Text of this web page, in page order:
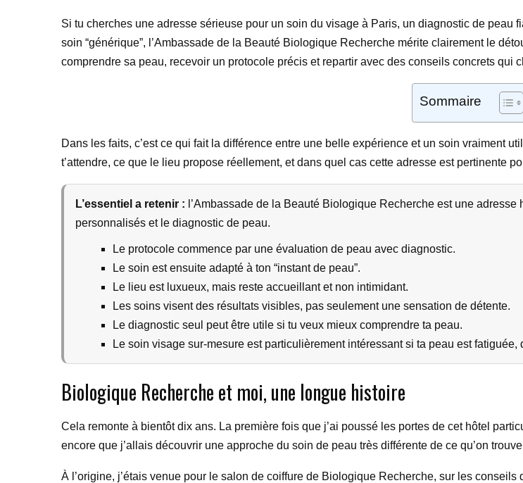
Si tu cherches une adresse sérieuse pour un soin du visage à Paris, un diagnostic de peau
soin “générique”, l’Ambassade de la Beauté Biologique Recherche mérite clairement le
comprendre sa peau, recevoir un protocole précis et repartir avec des conseils concrets qui
Sommaire
Dans les faits, c’est ce qui fait la différence entre une belle expérience et un soin vraiment
t’attendre, ce que le lieu propose réellement, et dans quel cas cette adresse est pertinente
L’essentiel a retenir : l’Ambassade de la Beauté Biologique Recherche est une
personnalisés et le diagnostic de peau.
Le protocole commence par une évaluation de peau avec diagnostic.
Le soin est ensuite adapté à ton “instant de peau”.
Le lieu est luxueux, mais reste accueillant et non intimidant.
Les soins visent des résultats visibles, pas seulement une sensation de détente.
Le diagnostic seul peut être utile si tu veux mieux comprendre ta peau.
Le soin visage sur-mesure est particulièrement intéressant si ta peau est
Biologique Recherche et moi, une longue histoire
Cela remonte à bientôt dix ans. La première fois que j’ai poussé les portes de cet hôtel
encore que j’allais découvrir une approche du soin de peau très différente de ce qu’on
À l’origine, j’étais venue pour le salon de coiffure de Biologique Recherche, sur les